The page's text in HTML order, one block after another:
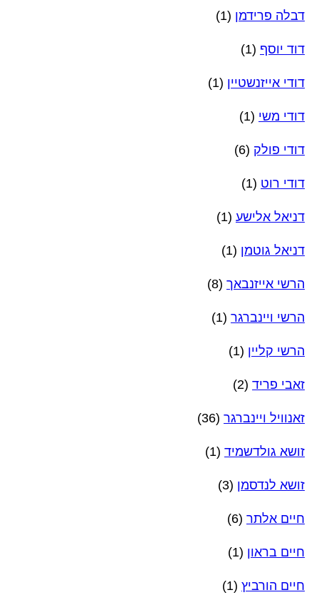
דבלה פרידמן (1)
דוד יוסף (1)
דודי אייזנשטיין (1)
דודי משי (1)
דודי פולק (6)
דודי רוט (1)
דניאל אלישע (1)
דניאל גוטמן (1)
הרשי אייזנבאך (8)
הרשי ויינברגר (1)
הרשי קליין (1)
זאבי פריד (2)
זאנוויל ויינברגר (36)
זושא גולדשמיד (1)
זושא לנדסמן (3)
חיים אלתר (6)
חיים בראון (1)
חיים הורביץ (1)